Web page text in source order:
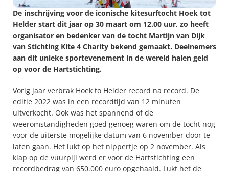
De inschrijving voor de iconische kitesurftocht Hoek tot
Helder start dit jaar op 30 maart om 12.00 uur, zo heeft
organisator en bedenker van de tocht Martijn van Dijk
van Stichting Kite 4 Charity bekend gemaakt. Deelnemers
aan dit unieke sportevenement in de wereld halen geld
op voor de Hartstichting.
Vorig jaar verbrak Hoek to Helder record na record. De
editie 2022 was in een recordtijd van 12 minuten
uitverkocht. Ook was het spannend of de
weeromstandigheden goed genoeg waren om de tocht nog
voor de uiterste mogelijke datum van 6 november door te
laten gaan. Het lukt op het nippertje op 2 november. Als
klap op de vuurpijl werd er voor de Hartstichting een
recordbedrag van 650.000 euro opgehaald. Lukt het de